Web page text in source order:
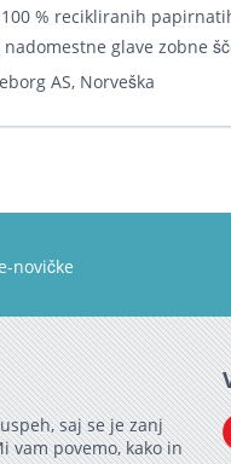
% recikliranih
glave zobne
AS, Norveška
novičke
saj se je zanj
vam povemo, kako in